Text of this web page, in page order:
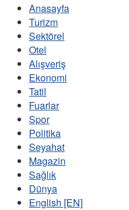
Anasayfa
Turizm
Sektörel
Otel
Alışveriş
Ekonomi
Tatil
Fuarlar
Spor
Politika
Seyahat
Magazin
Sağlık
Dünya
English [EN]